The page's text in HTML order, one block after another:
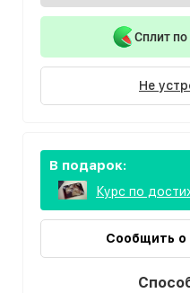
Сплит
Не
В подарок:
Курс по
Сообщить